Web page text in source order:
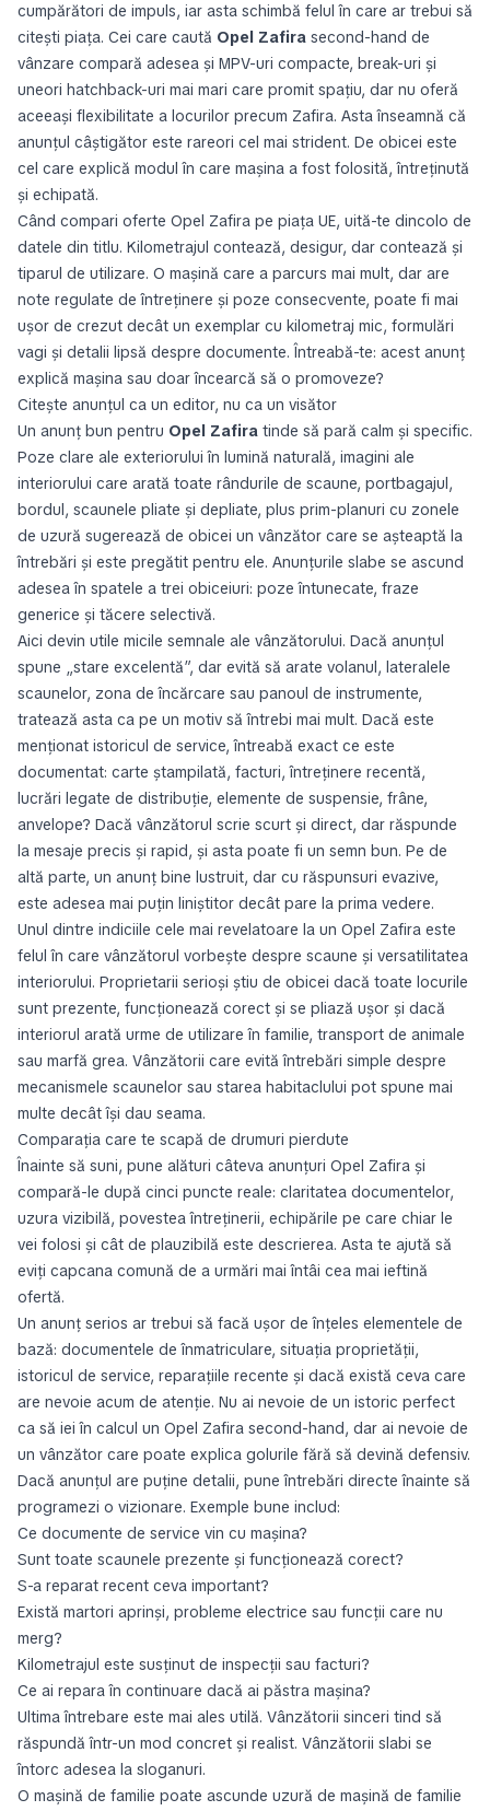
cumpărători de impuls, iar asta schimbă felul în care ar trebui să
citești piața. Cei care caută Opel Zafira second-hand de
vânzare compară adesea și MPV-uri compacte, break-uri și
uneori hatchback-uri mai mari care promit spațiu, dar nu oferă
aceeași flexibilitate a locurilor precum Zafira. Asta înseamnă că
anunțul câștigător este rareori cel mai strident. De obicei este
cel care explică modul în care mașina a fost folosită, întreținută
și echipată.
Când compari oferte Opel Zafira pe piața UE, uită-te dincolo de
datele din titlu. Kilometrajul contează, desigur, dar contează și
tiparul de utilizare. O mașină care a parcurs mai mult, dar are
note regulate de întreținere și poze consecvente, poate fi mai
ușor de crezut decât un exemplar cu kilometraj mic, formulări
vagi și detalii lipsă despre documente. Întreabă-te: acest anunț
explică mașina sau doar încearcă să o promoveze?
Citește anunțul ca un editor, nu ca un visător
Un anunț bun pentru Opel Zafira tinde să pară calm și specific.
Poze clare ale exteriorului în lumină naturală, imagini ale
interiorului care arată toate rândurile de scaune, portbagajul,
bordul, scaunele pliate și depliate, plus prim-planuri cu zonele
de uzură sugerează de obicei un vânzător care se așteaptă la
întrebări și este pregătit pentru ele. Anunțurile slabe se ascund
adesea în spatele a trei obiceiuri: poze întunecate, fraze
generice și tăcere selectivă.
Aici devin utile micile semnale ale vânzătorului. Dacă anunțul
spune „stare excelentă”, dar evită să arate volanul, lateralele
scaunelor, zona de încărcare sau panoul de instrumente,
tratează asta ca pe un motiv să întrebi mai mult. Dacă este
menționat istoricul de service, întreabă exact ce este
documentat: carte ștampilată, facturi, întreținere recentă,
lucrări legate de distribuție, elemente de suspensie, frâne,
anvelope? Dacă vânzătorul scrie scurt și direct, dar răspunde
la mesaje precis și rapid, și asta poate fi un semn bun. Pe de
altă parte, un anunț bine lustruit, dar cu răspunsuri evazive,
este adesea mai puțin liniștitor decât pare la prima vedere.
Unul dintre indiciile cele mai revelatoare la un Opel Zafira este
felul în care vânzătorul vorbește despre scaune și versatilitatea
interiorului. Proprietarii serioși știu de obicei dacă toate locurile
sunt prezente, funcționează corect și se pliază ușor și dacă
interiorul arată urme de utilizare în familie, transport de animale
sau marfă grea. Vânzătorii care evită întrebări simple despre
mecanismele scaunelor sau starea habitaclului pot spune mai
multe decât își dau seama.
Comparația care te scapă de drumuri pierdute
Înainte să suni, pune alături câteva anunțuri Opel Zafira și
compară-le după cinci puncte reale: claritatea documentelor,
uzura vizibilă, povestea întreținerii, echipările pe care chiar le
vei folosi și cât de plauzibilă este descrierea. Asta te ajută să
eviți capcana comună de a urmări mai întâi cea mai ieftină
ofertă.
Un anunț serios ar trebui să facă ușor de înțeles elementele de
bază: documentele de înmatriculare, situația proprietății,
istoricul de service, reparațiile recente și dacă există ceva care
are nevoie acum de atenție. Nu ai nevoie de un istoric perfect
ca să iei în calcul un Opel Zafira second-hand, dar ai nevoie de
un vânzător care poate explica golurile fără să devină defensiv.
Dacă anunțul are puține detalii, pune întrebări directe înainte să
programezi o vizionare. Exemple bune includ:
Ce documente de service vin cu mașina?
Sunt toate scaunele prezente și funcționează corect?
S-a reparat recent ceva important?
Există martori aprinși, probleme electrice sau funcții care nu
merg?
Kilometrajul este susținut de inspecții sau facturi?
Ce ai repara în continuare dacă ai păstra mașina?
Ultima întrebare este mai ales utilă. Vânzătorii sinceri tind să
răspundă într-un mod concret și realist. Vânzătorii slabi se
întorc adesea la sloganuri.
O mașină de familie poate ascunde uzură de mașină de familie